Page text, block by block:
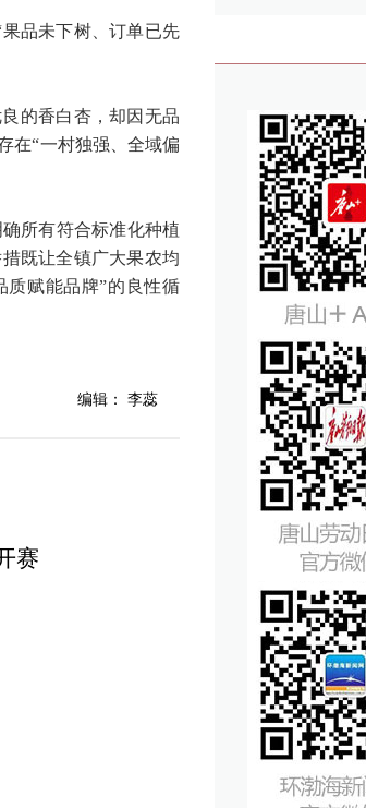
品未下树、订单已先
的香白杏，却因无品
在“一村独强、全域偏
所有符合标准化种植
既让全镇广大果农均
质赋能品牌”的良性循
编辑： 李蕊
赛